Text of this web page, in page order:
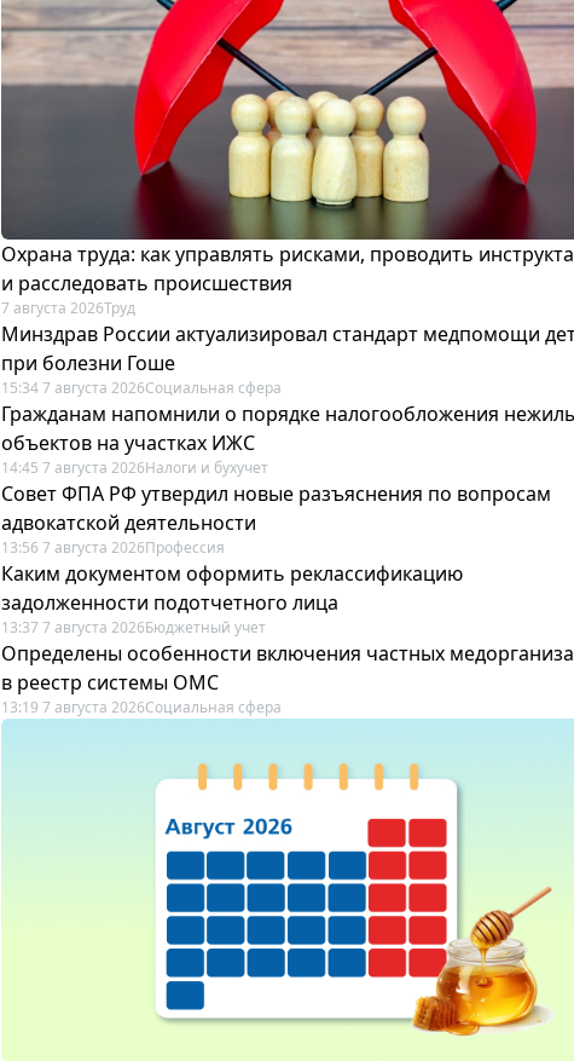
Охрана труда: как управлять рисками, проводить
и расследовать происшествия
7 августа 2026Труд
Минздрав России актуализировал стандарт медпомощи
при болезни Гоше
15:34 7 августа 2026Социальная сфера
Гражданам напомнили о порядке налогообложения
объектов на участках ИЖС
14:45 7 августа 2026Налоги и бухучет
Совет ФПА РФ утвердил новые разъяснения по вопросам
адвокатской деятельности
13:56 7 августа 2026Профессия
Каким документом оформить реклассификацию
задолженности подотчетного лица
13:37 7 августа 2026Бюджетный учет
Определены особенности включения частных
в реестр системы ОМС
13:19 7 августа 2026Социальная сфера